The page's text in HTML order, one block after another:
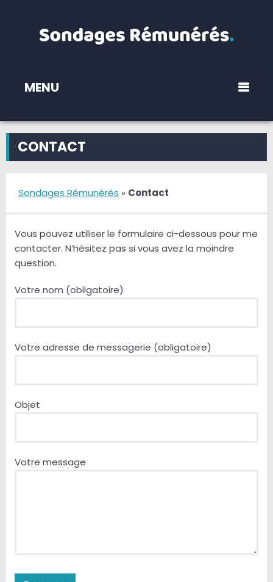
MENU
CONTACT
Sondages Rémunérés » Contact
Vous pouvez utiliser le formulaire ci-dessous pour me
contacter. N’hésitez pas si vous avez la moindre
question.
Votre nom (obligatoire)
Votre adresse de messagerie (obligatoire)
Objet
Votre message